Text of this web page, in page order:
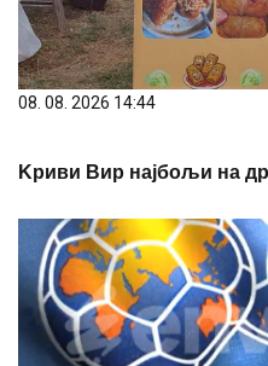
08. 08. 2026 14:44
Kриви Вир најбољи на